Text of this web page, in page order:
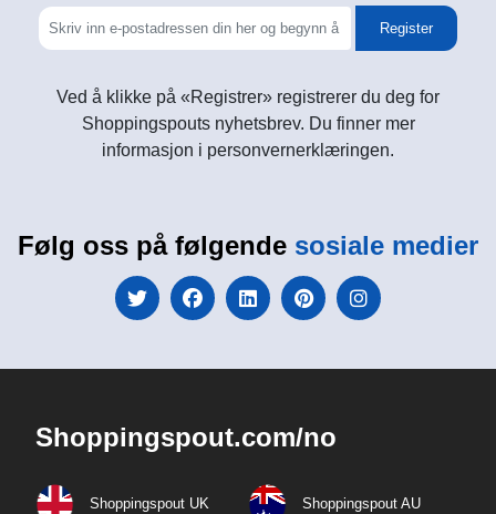
Register
Ved å klikke på «Registrer» registrerer du deg for
Shoppingspouts nyhetsbrev. Du finner mer
informasjon i personvernerklæringen.
Følg oss på følgende sosiale medier
Shoppingspout.com/no
Shoppingspout UK Shoppingspout AU